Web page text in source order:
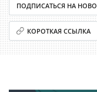
ПОДПИСАТЬСЯ НА
КОРОТКАЯ ССЫЛКА